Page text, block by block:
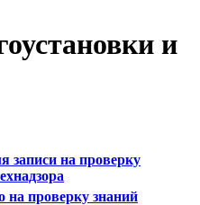
и
записи на проверку
проверку знаний